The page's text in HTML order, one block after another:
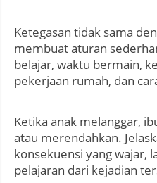
Ketegasan tidak sama
membuat aturan
belajar, waktu bermain,
pekerjaan rumah, dan
Ketika anak melanggar,
atau merendahkan.
konsekuensi yang wajar,
pelajaran dari kejadian